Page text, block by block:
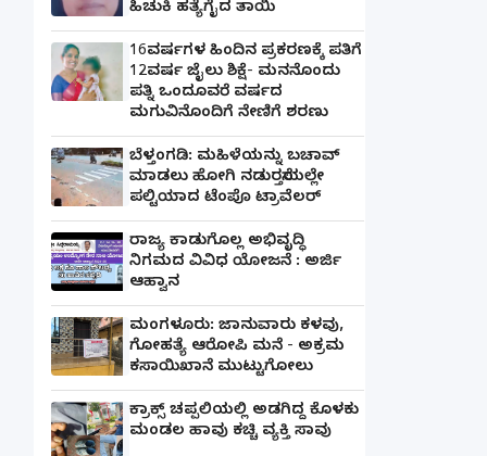
ಹಿಚುಕಿ ಹತ್ಯೆಗೈದ ತಾಯಿ
16ವರ್ಷಗಳ ಹಿಂದಿನ ಪ್ರಕರಣಕ್ಕೆ ಪತಿಗೆ
12ವರ್ಷ ಜೈಲು ಶಿಕ್ಷೆ- ಮನನೊಂದು
ಪತ್ನಿ ಒಂದೂವರೆ ವರ್ಷದ
ಮಗುವಿನೊಂದಿಗೆ ನೇಣಿಗೆ ಶರಣು
ಬೆಳ್ತಂಗಡಿ: ಮಹಿಳೆಯನ್ನು ಬಚಾವ್
ಮಾಡಲು ಹೋಗಿ ನಡುರಸ್ತೆಯಲ್ಲೇ
ಪಲ್ಟಿಯಾದ ಟೆಂಪೊ ಟ್ರಾವೆಲರ್
ರಾಜ್ಯ ಕಾಡುಗೊಲ್ಲ ಅಭಿವೃದ್ಧಿ
ನಿಗಮದ ವಿವಿಧ ಯೋಜನೆ : ಅರ್ಜಿ
ಆಹ್ವಾನ
ಮಂಗಳೂರು: ಜಾನುವಾರು ಕಳವು,
ಗೋಹತ್ಯೆ ಆರೋಪಿ ಮನೆ - ಅಕ್ರಮ
ಕಸಾಯಿಖಾನೆ ಮುಟ್ಟುಗೋಲು
ಕ್ರಾಕ್ಸ್ ಚಪ್ಪಲಿಯಲ್ಲಿ ಅಡಗಿದ್ದ ಕೊಳಕು
ಮಂಡಲ ಹಾವು ಕಚ್ಚಿ ವ್ಯಕ್ತಿ ಸಾವು